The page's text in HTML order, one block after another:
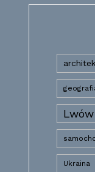
Lwów
Ukraina